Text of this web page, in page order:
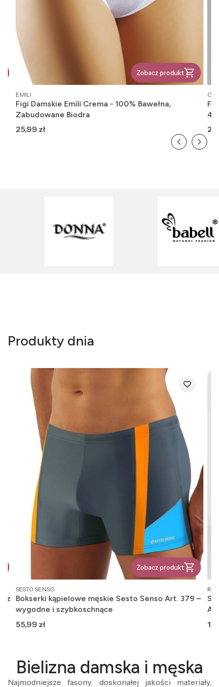
Zobacz produkt
PRODUCENT
EMILI
Figi Damskie Emili Crema - 100% Bawełna,
Zabudowane Biodra
Cena
25,99 zł
Produkty dnia
z
Zobacz produkt
PRODUCENT
SESTO SENSO
Bokserki kąpielowe męskie Sesto Senso Art. 379 –
wygodne i szybkoschnące
Cena
55,99 zł
Bielizna damska i męska
Najmodniejsze fasony, doskonałej jakości materiały,